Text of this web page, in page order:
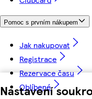
Nastavení
Pomoc s prvním nákupem
Jak nakupovat
Registrace
Rezervace času
Oblíbené